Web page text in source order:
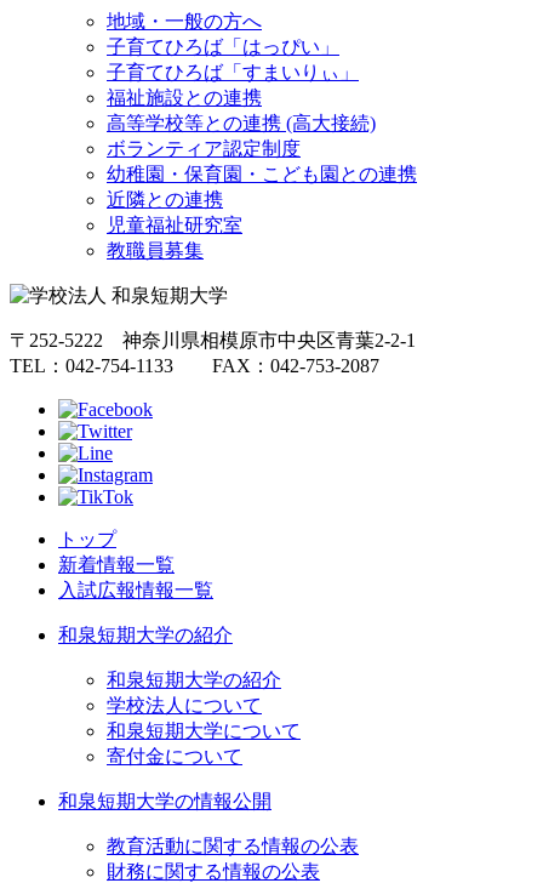
地域・一般の方へ
子育てひろば「はっぴい」
子育てひろば「すまいりぃ」
福祉施設との連携
高等学校等との連携 (高大接続)
ボランティア認定制度
幼稚園・保育園・こども園との連携
近隣との連携
児童福祉研究室
教職員募集
〒252-5222 神奈川県相模原市中央区青葉2-2-1
TEL：042-754-1133 FAX：042-753-2087
トップ
新着情報一覧
入試広報情報一覧
和泉短期大学の紹介
和泉短期大学の紹介
学校法人について
和泉短期大学について
寄付金について
和泉短期大学の情報公開
教育活動に関する情報の公表
財務に関する情報の公表